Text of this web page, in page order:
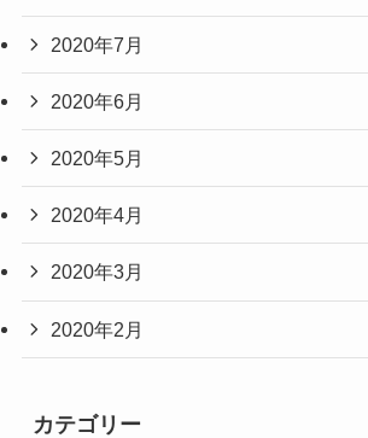
2020年7月
2020年6月
2020年5月
2020年4月
2020年3月
2020年2月
カテゴリー